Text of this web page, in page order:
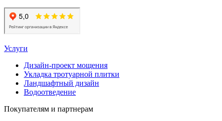
Услуги
Дизайн-проект мощения
Укладка тротуарной плитки
Ландшафтный дизайн
Водоотведение
Покупателям и партнерам